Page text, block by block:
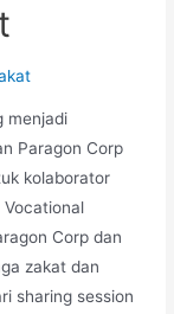
menjadi
Paragon Corp
kolaborator
Corp dan
zakat dan
sharing session